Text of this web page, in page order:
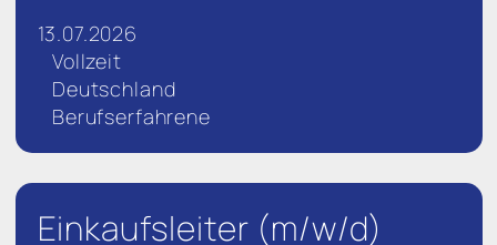
13.07.2026
Vollzeit
Deutschland
Berufserfahrene
Einkaufsleiter (m/w/d)